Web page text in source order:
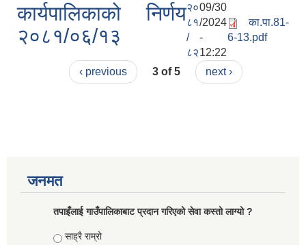
कार्यपालिकाको निर्णय
२०८१/०६/१३
२०
८१
/
८२
09/30
/2024
-
12:22
का.पा.81-
6-13.pdf
‹ previous 3 of 5 next ›
जनमत
तपाइँलाई गाउँपालिकाबाट प्रदान गरिएको सेवा कस्तो लाग्यो ?
Choices
साह्रै राम्रो